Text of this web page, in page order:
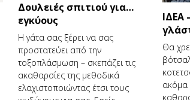
Δουλειές σπιτιού για…
εγκύους
Η γάτα σας ξέρει να σας
προστατεύει από την
τοξοπλάσμωση – σκεπάζει τις
ακαθαρσίες της μεθοδικά
ελαχιστοποιώντας έτσι τους
ΙΔΕΑ
Θα
ακόμα